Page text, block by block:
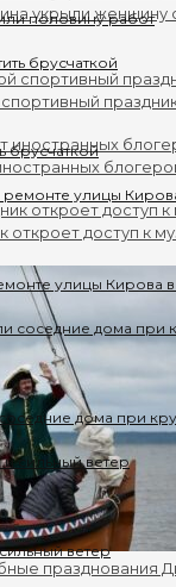
укрыли
откроет доступ к
празднования
половину работ
брусчаткой
улицы Кирова
дома при
ветер